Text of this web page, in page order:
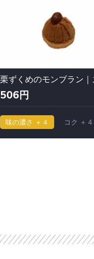
506円
味の濃さ ＋４ コク ＋４